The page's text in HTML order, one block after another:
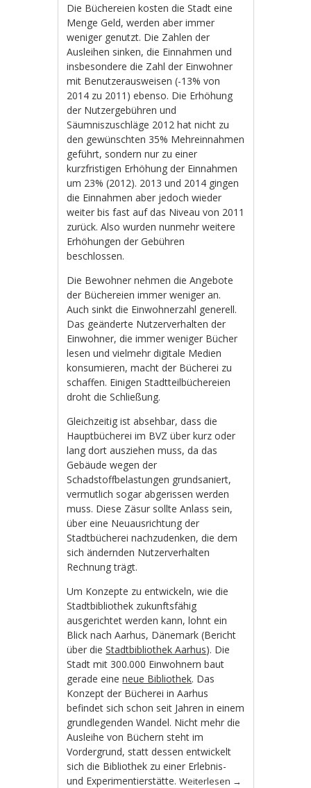
Die Büchereien kosten die Stadt eine
Menge Geld, werden aber immer
weniger genutzt. Die Zahlen der
Ausleihen sinken, die Einnahmen und
insbesondere die Zahl der Einwohner
mit Benutzerausweisen (-13% von
2014 zu 2011) ebenso. Die Erhöhung
der Nutzergebühren und
Säumniszuschläge 2012 hat nicht zu
den gewünschten 35% Mehreinnahmen
geführt, sondern nur zu einer
kurzfristigen Erhöhung der Einnahmen
um 23% (2012). 2013 und 2014 gingen
die Einnahmen aber jedoch wieder
weiter bis fast auf das Niveau von 2011
zurück. Also wurden nunmehr weitere
Erhöhungen der Gebühren
beschlossen.
Die Bewohner nehmen die Angebote
der Büchereien immer weniger an.
Auch sinkt die Einwohnerzahl generell.
Das geänderte Nutzerverhalten der
Einwohner, die immer weniger Bücher
lesen und vielmehr digitale Medien
konsumieren, macht der Bücherei zu
schaffen. Einigen Stadtteilbüchereien
droht die Schließung.
Gleichzeitig ist absehbar, dass die
Hauptbücherei im BVZ über kurz oder
lang dort ausziehen muss, da das
Gebäude wegen der
Schadstoffbelastungen grundsaniert,
vermutlich sogar abgerissen werden
muss. Diese Zäsur sollte Anlass sein,
über eine Neuausrichtung der
Stadtbücherei nachzudenken, die dem
sich ändernden Nutzerverhalten
Rechnung trägt.
Um Konzepte zu entwickeln, wie die
Stadtbibliothek zukunftsfähig
ausgerichtet werden kann, lohnt ein
Blick nach Aarhus, Dänemark (Bericht
über dieStadtbibliothek Aarhus). Die
Stadt mit 300.000 Einwohnern baut
gerade eineneue Bibliothek. Das
Konzept der Bücherei in Aarhus
befindet sich schon seit Jahren in einem
grundlegenden Wandel. Nicht mehr die
Ausleihe von Büchern steht im
Vordergrund, statt dessen entwickelt
sich die Bibliothek zu einer Erlebnis-
und Experimentierstätte.Weiterlesen →